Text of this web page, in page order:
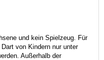
und kein Spielzeug. Für
von Kindern nur unter
Außerhalb der